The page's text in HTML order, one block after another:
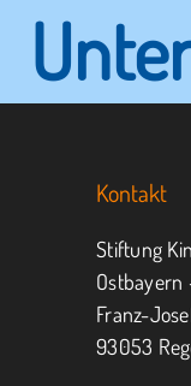
Sie
Jeder kann
Kontakt
Stiftung
Ostbayern
Franz-
93053